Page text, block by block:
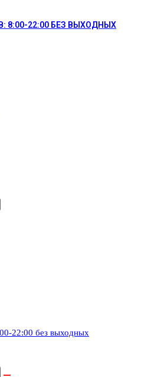
8:00-22:00 БЕЗ ВЫХОДНЫХ
22:00 без выходных